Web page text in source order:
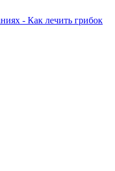
- Как лечить грибок